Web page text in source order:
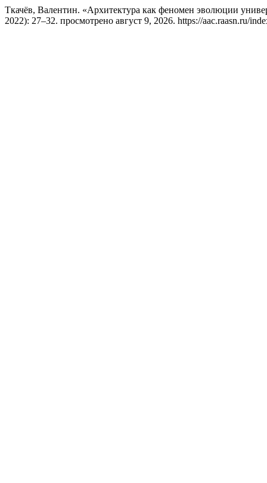
Ткачёв, Валентин. «Архитектура как феномен эволюции
2022): 27–32. просмотрено август 9, 2026. https://aac.raasn.ru/